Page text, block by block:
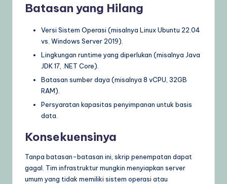
Batasan yang Hilang
Versi Sistem Operasi (misalnya Linux Ubuntu 22.04
vs. Windows Server 2019).
Lingkungan runtime yang diperlukan (misalnya Java
JDK 17, .NET Core).
Batasan sumber daya (misalnya 8 vCPU, 32GB
RAM).
Persyaratan kapasitas penyimpanan untuk basis
data.
Konsekuensinya
Tanpa batasan-batasan ini, skrip penempatan dapat
gagal. Tim infrastruktur mungkin menyiapkan server
umum yang tidak memiliki sistem operasi atau